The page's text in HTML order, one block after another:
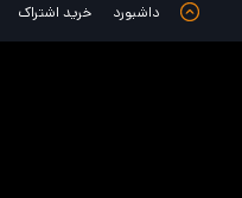
داشبورد خرید اشتراک